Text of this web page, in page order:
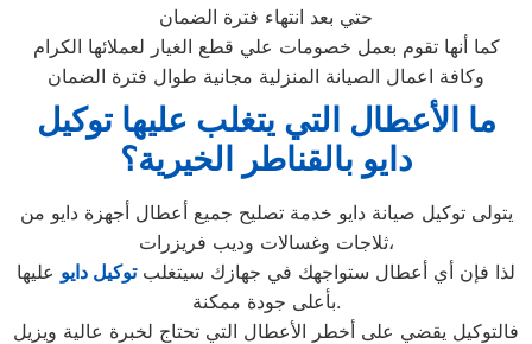
حتي بعد انتهاء فترة الضمان
كما أنها تقوم بعمل خصومات علي قطع الغيار لعملائها الكرام
وكافة اعمال الصيانة المنزلية مجانية طوال فترة الضمان
ما الأعطال التي يتغلب عليها توكيل
دايو بالقناطر الخيرية؟
يتولى توكيل صيانة دايو خدمة تصليح جميع أعطال أجهزة دايو من
ثلاجات وغسالات وديب فريزرات،
لذا فإن أي أعطال ستواجهك في جهازك سيتغلبتوكيل دايو عليها
بأعلى جودة ممكنة.
فالتوكيل يقضي على أخطر الأعطال التي تحتاج لخبرة عالية ويزيل